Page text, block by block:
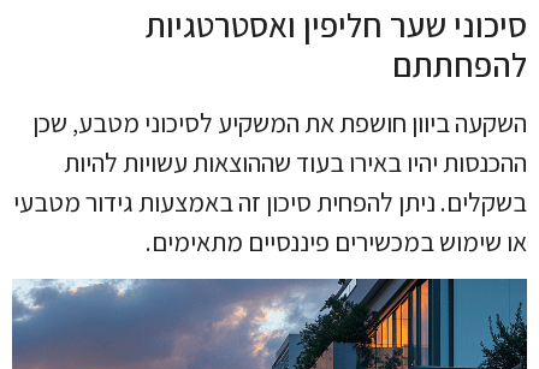
סיכוני שער חליפין ואסטרטגיות
להפחתתם
השקעה ביוון חושפת את המשקיע לסיכוני מטבע, שכן
ההכנסות יהיו באירו בעוד שההוצאות עשויות להיות
בשקלים. ניתן להפחית סיכון זה באמצעות גידור מטבעי
או שימוש במכשירים פיננסיים מתאימים.